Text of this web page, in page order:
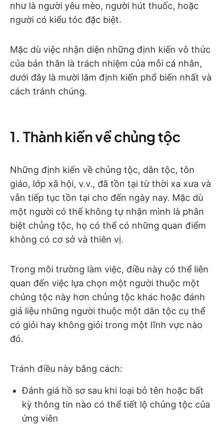
như là người yêu mèo, người hút thuốc, hoặc
người có kiểu tóc đặc biệt.
Mặc dù việc nhận diện những định kiến vô thức
của bản thân là trách nhiệm của mỗi cá nhân,
dưới đây là mười lăm định kiến phổ biến nhất và
cách tránh chúng.
1. Thành kiến về chủng tộc
Những định kiến về chủng tộc, dân tộc, tôn
giáo, lớp xã hội, v.v., đã tồn tại từ thời xa xưa và
vẫn tiếp tục tồn tại cho đến ngày nay. Mặc dù
một người có thể không tự nhận mình là phân
biệt chủng tộc, họ có thể có những quan điểm
không có cơ sở và thiên vị.
Trong môi trường làm việc, điều này có thể liên
quan đến việc lựa chọn một người thuộc một
chủng tộc này hơn chủng tộc khác hoặc đánh
giá liệu những người thuộc một dân tộc cụ thể
có giỏi hay không giỏi trong một lĩnh vực nào
đó.
Tránh điều này bằng cách:
Đánh giá hồ sơ sau khi loại bỏ tên hoặc bất
kỳ thông tin nào có thể tiết lộ chủng tộc của
ứng viên